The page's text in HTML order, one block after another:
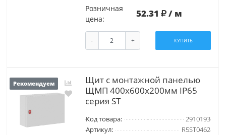
Розничная
цена:
52.31 / м
- + КУПИТЬ
Рекомендуем
Щит с монтажной панелью
ЩМП 400x600x200мм IP65
серия ST
Код товара:
2910193
Артикул:
R5ST0462